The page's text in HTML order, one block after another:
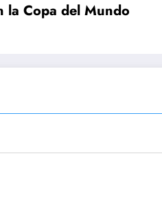
la Copa del Mundo